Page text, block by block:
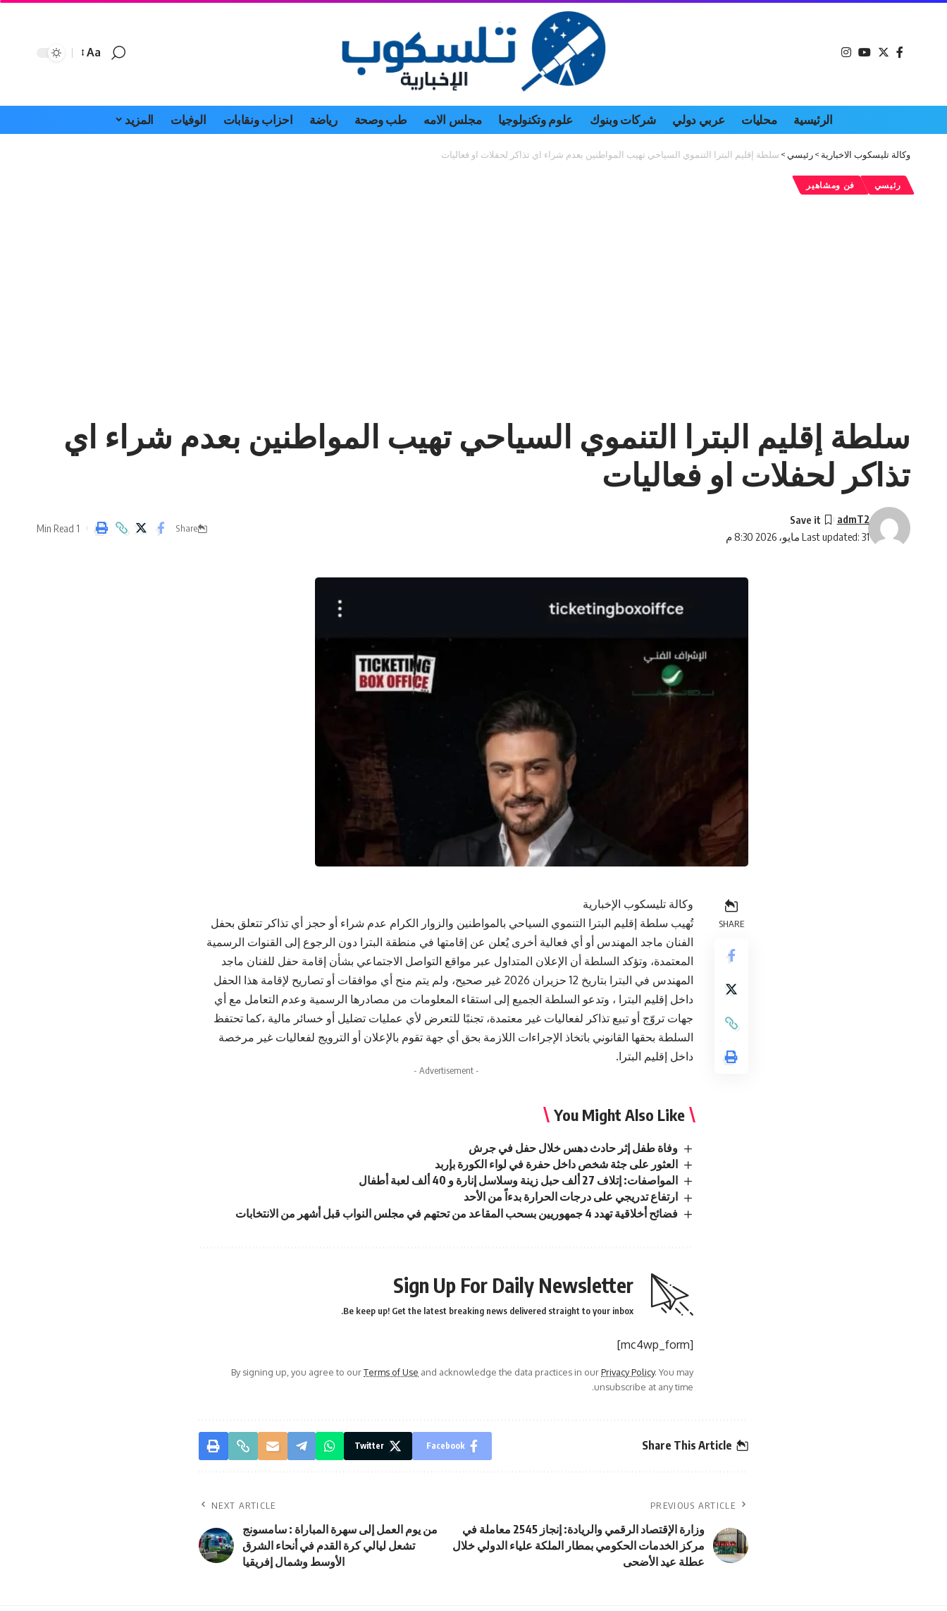
Font
Aa
الرئيسية محليات عربي دولي شركات وبنوك علوم وتكنولوجيا مجلس الامه طب وصحة رياضة احزاب ونقابات الوفيات المزيد
وكالة تليسكوب الاخبارية >رئيسي > سلطة إقليم البترا التنموي السياحي تهيب المواطنين بعدم شراء اي تذاكر لحفلات او فعاليات
رئيسي فن ومشاهير
سلطة إقليم البترا التنموي السياحي تهيب المواطنين بعدم شراء اي
تذاكر لحفلات او فعاليات
Last updated: 31 مايو، 2026 8:30 م
admT2
Share
1 Min Read
SHARE
وكالة تليسكوب الإخبارية
تُهيب سلطة إقليم البترا التنموي السياحي بالمواطنين والزوار الكرام عدم شراء أو حجز أي تذاكر تتعلق بحفل
الفنان ماجد المهندس أو أي فعالية أخرى يُعلن عن إقامتها في منطقة البترا دون الرجوع إلى القنوات الرسمية
المعتمدة، وتؤكد السلطة أن الإعلان المتداول عبر مواقع التواصل الاجتماعي بشأن إقامة حفل للفنان ماجد
المهندس في البترا بتاريخ 12 حزيران 2026 غير صحيح، ولم يتم منح أي موافقات أو تصاريح لإقامة هذا الحفل
داخل إقليم البترا ، وتدعو السلطة الجميع إلى استقاء المعلومات من مصادرها الرسمية وعدم التعامل مع أي
جهات تروّج أو تبيع تذاكر لفعاليات غير معتمدة، تجنبًا للتعرض لأي عمليات تضليل أو خسائر مالية ،كما تحتفظ
السلطة بحقها القانوني باتخاذ الإجراءات اللازمة بحق أي جهة تقوم بالإعلان أو الترويج لفعاليات غير مرخصة
داخل إقليم البترا.
- Advertisement -
You Might Also Like
وفاة طفل إثر حادث دهس خلال حفل في جرش
العثور على جثة شخص داخل حفرة في لواء الكورة بإربد
المواصفات: إتلاف 27 ألف حبل زينة وسلاسل إنارة و 40 ألف لعبة أطفال
ارتفاع تدريجي على درجات الحرارة بدءاً من الأحد
فضائح أخلاقية تهدد 4 جمهوريين بسحب المقاعد من تحتهم في مجلس النواب قبل أشهر من الانتخابات
Sign Up For Daily Newsletter
Be keep up! Get the latest breaking news delivered straight to your inbox.
[mc4wp_form]
By signing up, you agree to ourTerms of Use and acknowledge the data practices in ourPrivacy Policy. You may
unsubscribe at any time.
Share This Article
Facebook
Twitter
PREVIOUS ARTICLE
وزارة الإقتصاد الرقمي والريادة: إنجاز 2545 معاملة في
مركز الخدمات الحكومي بمطار الملكة علياء الدولي خلال
عطلة عيد الأضحى
NEXT ARTICLE
من يوم العمل إلى سهرة المباراة : سامسونج
تشعل ليالي كرة القدم في أنحاء الشرق
الأوسط وشمال إفريقيا